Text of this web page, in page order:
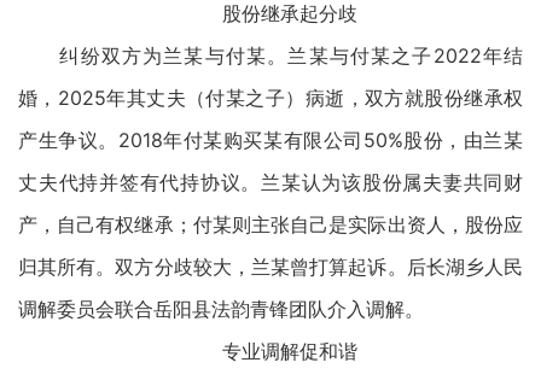
股份继承起分歧
纠纷双方为兰某与付某。兰某与付某之子2022年结
婚，2025年其丈夫（付某之子）病逝，双方就股份继承权
产生争议。2018年付某购买某有限公司50%股份，由兰某
丈夫代持并签有代持协议。兰某认为该股份属夫妻共同财
产，自己有权继承；付某则主张自己是实际出资人，股份应
归其所有。双方分歧较大，兰某曾打算起诉。后长湖乡人民
调解委员会联合岳阳县法韵青锋团队介入调解。
专业调解促和谐